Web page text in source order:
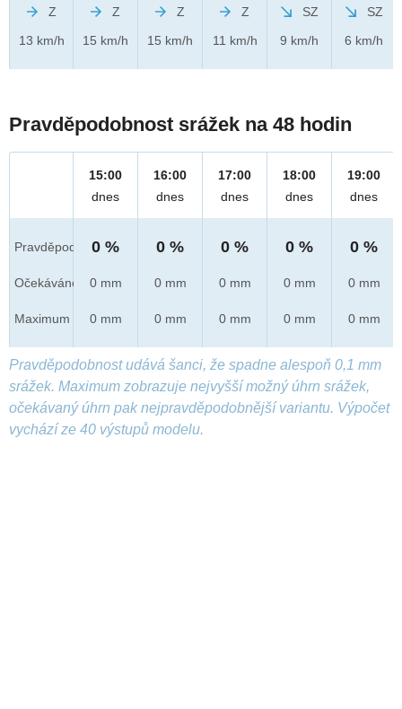
Z
13 km/h
Z
15 km/h
Z
15 km/h
Z
11 km/h
SZ
9 km/h
SZ
6 km/h
Pravděpodobnost srážek na 48 hodin
Pravděpod.
Očekáváno
Maximum
15:00
dnes
0 %
0 mm
0 mm
16:00
dnes
0 %
0 mm
0 mm
17:00
dnes
0 %
0 mm
0 mm
18:00
dnes
0 %
0 mm
0 mm
19:00
dnes
0 %
0 mm
0 mm
Pravděpodobnost udává šanci, že spadne alespoň 0,1 mm
srážek. Maximum zobrazuje nejvyšší možný úhrn srážek,
očekávaný úhrn pak nejpravděpodobnější variantu. Výpočet
vychází ze 40 výstupů modelu.